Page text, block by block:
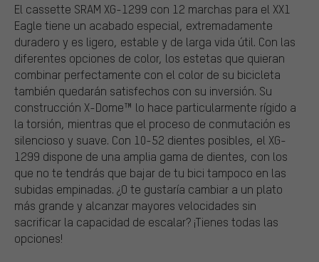
El cassette SRAM XG-1299 con 12 marchas para el XX1
Eagle tiene un acabado especial, extremadamente
duradero y es ligero, estable y de larga vida útil. Con las
diferentes opciones de color, los estetas que quieran
combinar perfectamente con el color de su bicicleta
también quedarán satisfechos con su inversión. Su
construcción X-Dome™ lo hace particularmente rígido a
la torsión, mientras que el proceso de conmutación es
silencioso y suave. Con 10-52 dientes posibles, el XG-
1299 dispone de una amplia gama de dientes, con los
que no te tendrás que bajar de tu bici tampoco en las
subidas empinadas. ¿O te gustaría cambiar a un plato
más grande y alcanzar mayores velocidades sin
sacrificar la capacidad de escalar? ¡Tienes todas las
opciones!